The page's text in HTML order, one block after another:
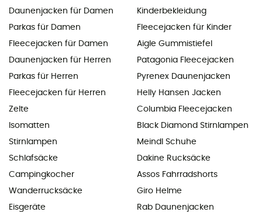
Daunenjacken für Damen
Parkas für Damen
Fleecejacken für Damen
Daunenjacken für Herren
Parkas für Herren
Fleecejacken für Herren
Zelte
Isomatten
Stirnlampen
Schlafsäcke
Campingkocher
Wanderrucksäcke
Eisgeräte
Kinderbekleidung
Fleecejacken für Kinder
Aigle Gummistiefel
Patagonia Fleecejacken
Pyrenex Daunenjacken
Helly Hansen Jacken
Columbia Fleecejacken
Black Diamond Stirnlampen
Meindl Schuhe
Dakine Rucksäcke
Assos Fahrradshorts
Giro Helme
Rab Daunenjacken